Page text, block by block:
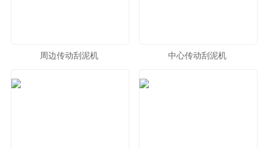
周边传动刮泥机 中心传动刮泥机